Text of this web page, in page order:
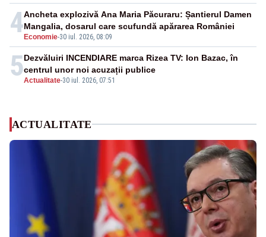
4Economie-30 iul. 2026, 08:09
Ancheta explozivă Ana Maria Păcuraru: Șantierul Damen
Mangalia, dosarul care scufundă apărarea României
5Actualitate-30 iul. 2026, 07:51
Dezvăluiri INCENDIARE marca Rizea TV: Ion Bazac, în
centrul unor noi acuzații publice
ACTUALITATE